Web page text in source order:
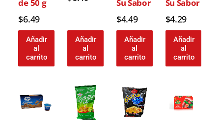
de 50 g
$6.49
Añadir
al
carrito
Añadir
al
carrito
Su Sabor
$4.49
Añadir
al
carrito
Su Sabor
$4.29
Añadir
al
carrito